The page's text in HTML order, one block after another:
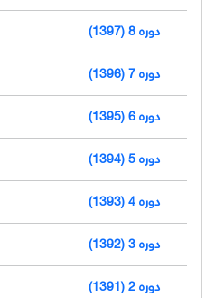
دوره 8 (1397)
دوره 7 (1396)
دوره 6 (1395)
دوره 5 (1394)
دوره 4 (1393)
دوره 3 (1392)
دوره 2 (1391)